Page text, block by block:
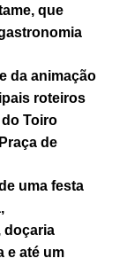
que
da animação
roteiros
Toiro
de
uma festa
doçaria
e até um